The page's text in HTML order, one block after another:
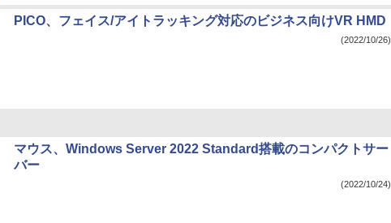
PICO、フェイス/アイトラッキング対応のビジネス向けVR HMD
(2022/10/26)
マウス、Windows Server 2022 Standard搭載のコンパクトサー
バー
(2022/10/24)